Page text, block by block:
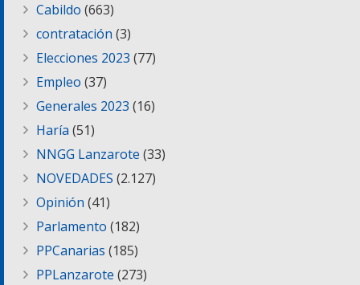
Cabildo (663)
contratación (3)
Elecciones 2023 (77)
Empleo (37)
Generales 2023 (16)
Haría (51)
NNGG Lanzarote (33)
NOVEDADES (2.127)
Opinión (41)
Parlamento (182)
PPCanarias (185)
PPLanzarote (273)